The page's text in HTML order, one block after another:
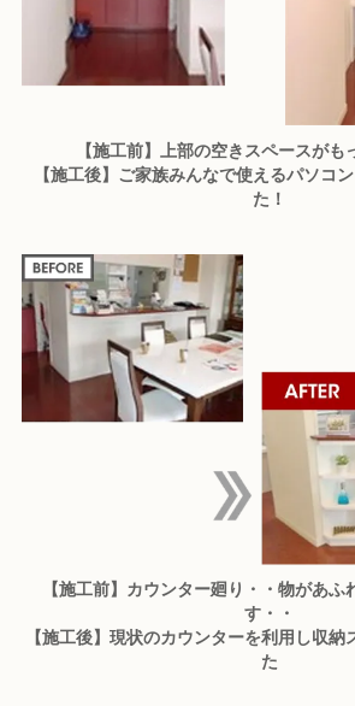
【施工前】上部の空きスペースがも
【施工後】ご家族みんなで使えるパソコ
た！
【施工前】カウンター廻り・・物があふ
す・・
【施工後】現状のカウンターを利用し収納
た